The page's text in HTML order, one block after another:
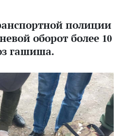
полиции
оборот более 10
гашиша.